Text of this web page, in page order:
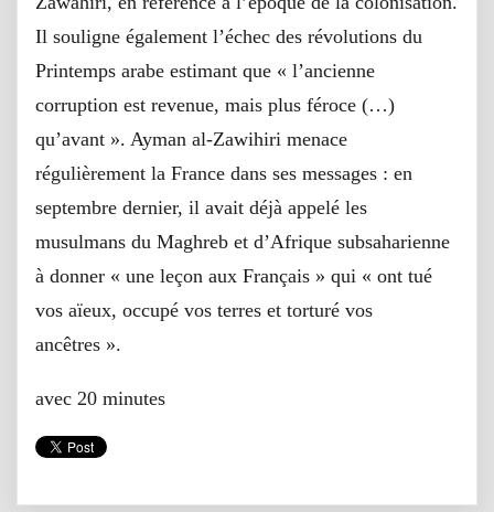
Il souligne également l’échec des révolutions du
Printemps arabe estimant que « l’ancienne
corruption est revenue, mais plus féroce (…)
qu’avant ». Ayman al-Zawihiri menace
régulièrement la France dans ses messages : en
septembre dernier, il avait déjà appelé les
musulmans du Maghreb et d’Afrique subsaharienne
à donner « une leçon aux Français » qui « ont tué
vos aïeux, occupé vos terres et torturé vos
ancêtres ».
avec 20 minutes